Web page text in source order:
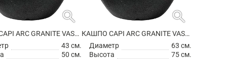
search
КАШПО CAPI ARC GRANITE VASE ELEGANT DELUXE BLACK
43 см.
50 см.
search
КАШПО CAPI ARC GRANITE VASE ELEGANT DELUXE BLACK
Диаметр
63 см.
Высота
75 см.